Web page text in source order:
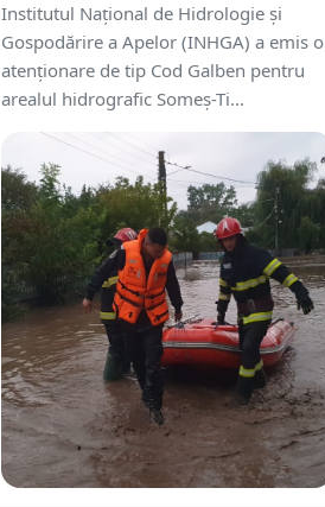
Institutul Național de Hidrologie și
Gospodărire a Apelor (INHGA) a emis o
atenționare de tip Cod Galben pentru
arealul hidrografic Someș-Ti...